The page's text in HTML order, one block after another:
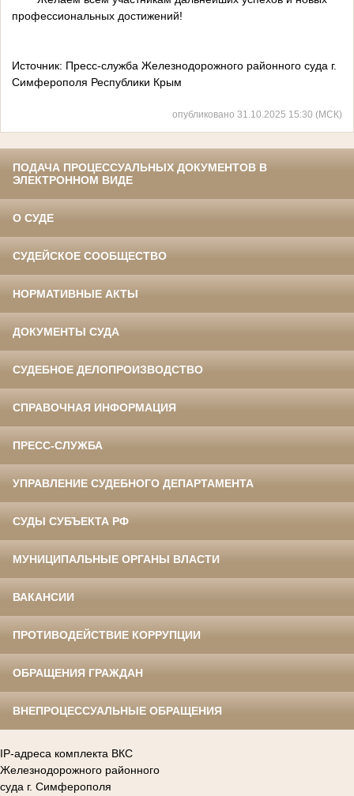
профессиональных достижений!
Источник: Пресс-служба Железнодорожного районного суда г.
Симферополя Республики Крым
опубликовано 31.10.2025 15:30 (МСК)
ПОДАЧА ПРОЦЕССУАЛЬНЫХ ДОКУМЕНТОВ В
ЭЛЕКТРОННОМ ВИДЕ
О СУДЕ
СУДЕЙСКОЕ СООБЩЕСТВО
НОРМАТИВНЫЕ АКТЫ
ДОКУМЕНТЫ СУДА
СУДЕБНОЕ ДЕЛОПРОИЗВОДСТВО
СПРАВОЧНАЯ ИНФОРМАЦИЯ
ПРЕСС-СЛУЖБА
УПРАВЛЕНИЕ СУДЕБНОГО ДЕПАРТАМЕНТА
СУДЫ СУБЪЕКТА РФ
МУНИЦИПАЛЬНЫЕ ОРГАНЫ ВЛАСТИ
ВАКАНСИИ
ПРОТИВОДЕЙСТВИЕ КОРРУПЦИИ
ОБРАЩЕНИЯ ГРАЖДАН
ВНЕПРОЦЕССУАЛЬНЫЕ ОБРАЩЕНИЯ
IP-адреса комплекта ВКС
Железнодорожного районного
суда г. Симферополя